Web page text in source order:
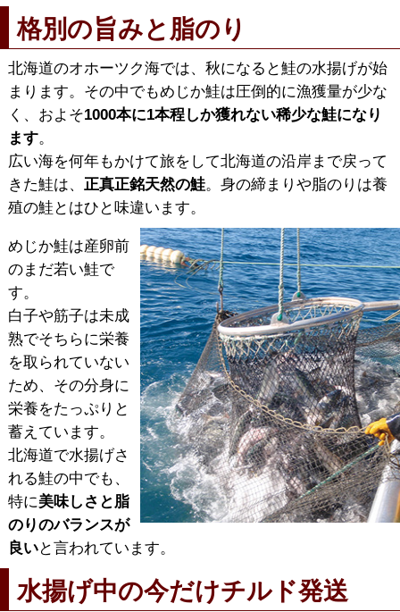
格別の旨みと脂のり
北海道のオホーツク海では、秋になると鮭の水揚げが始
まります。その中でもめじか鮭は圧倒的に漁獲量が少な
く、およそ1000本に1本程しか獲れない稀少な鮭になり
ます。
広い海を何年もかけて旅をして北海道の沿岸まで戻って
きた鮭は、 正真正銘天然の鮭。身の締まりや脂のりは養
殖の鮭とはひと味違います。
めじか鮭は産卵前
のまだ若い鮭で
す。
白子や筋子は未成
熟でそちらに栄養
を取られていない
ため、その分身に
栄養をたっぷりと
蓄えています。
北海道で水揚げさ
れる鮭の中でも、
特に美味しさと脂
のりのバランスが
良いと言われています。
水揚げ中の今だけチルド発送